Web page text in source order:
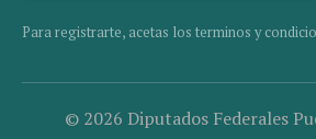
Para registrarte, acetas los terminos y
© 2026 Diputados Federales